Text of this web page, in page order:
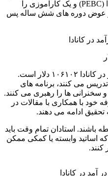
آزمون ملی آزمون داروسازی کانادا (PEBC) و یک کارآموزی را
عوض دوره های شش ساله پس
متوسط ​​حقوق سالانه یک پروفسور در کانادا ۱۰۶۱۰۲ دلار است.
می کنند، برنامه های
سخنرانی ها را رهبری می کنند.
خود با همکاری با مقالات در
تحقیق ادامه می دهند.
باشند. استادان تمام وقت باید
اساتید وابسته یا کمکی ممکن